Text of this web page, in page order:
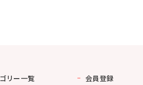
リー一覧 会員登録